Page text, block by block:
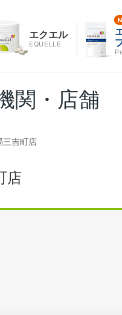
エクエル
EQUELLE
関・店舗
三吉町店
店